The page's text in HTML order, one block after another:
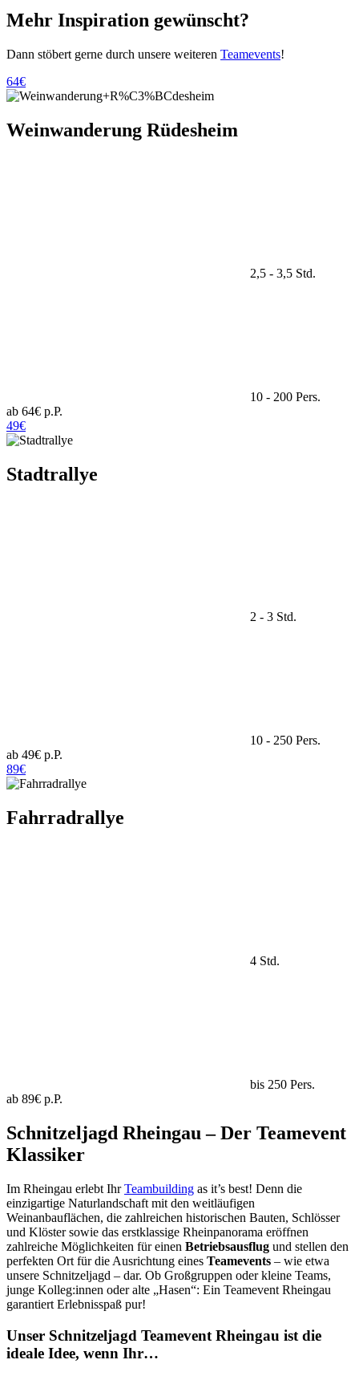
Mehr Inspiration gewünscht?
Dann stöbert gerne durch unsere weiteren Teamevents!
64€
Weinwanderung Rüdesheim
2,5 - 3,5 Std.
10 - 200 Pers.
ab 64€ p.P.
49€
Stadtrallye
2 - 3 Std.
10 - 250 Pers.
ab 49€ p.P.
89€
Fahrradrallye
4 Std.
bis 250 Pers.
ab 89€ p.P.
Schnitzeljagd Rheingau – Der Teamevent
Klassiker
Im Rheingau erlebt IhrTeambuilding as it’s best! Denn die
einzigartige Naturlandschaft mit den weitläufigen
Weinanbauflächen, die zahlreichen historischen Bauten, Schlösser
und Klöster sowie das erstklassige Rheinpanorama eröffnen
zahlreiche Möglichkeiten für einen Betriebsausflug und stellen den
perfekten Ort für die Ausrichtung eines Teamevents – wie etwa
unsere Schnitzeljagd – dar. Ob Großgruppen oder kleine Teams,
junge Kolleg:innen oder alte „Hasen“: Ein Teamevent Rheingau
garantiert Erlebnisspaß pur!
Unser Schnitzeljagd Teamevent Rheingau ist die
ideale Idee, wenn Ihr…